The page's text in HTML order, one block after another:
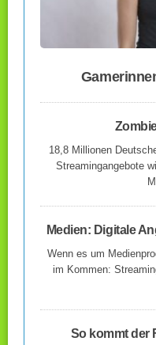
18,8 Millionen
Streamingangebote
Medien: Digitale
Wenn es um
im Kommen:
So kommt der